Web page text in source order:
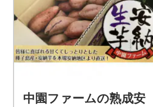
中園ファームの熟成安